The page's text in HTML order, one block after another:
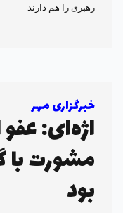
رهبری را هم دارند
خبرگزاری مهر
اژه‌ای:
مشورت با
بود